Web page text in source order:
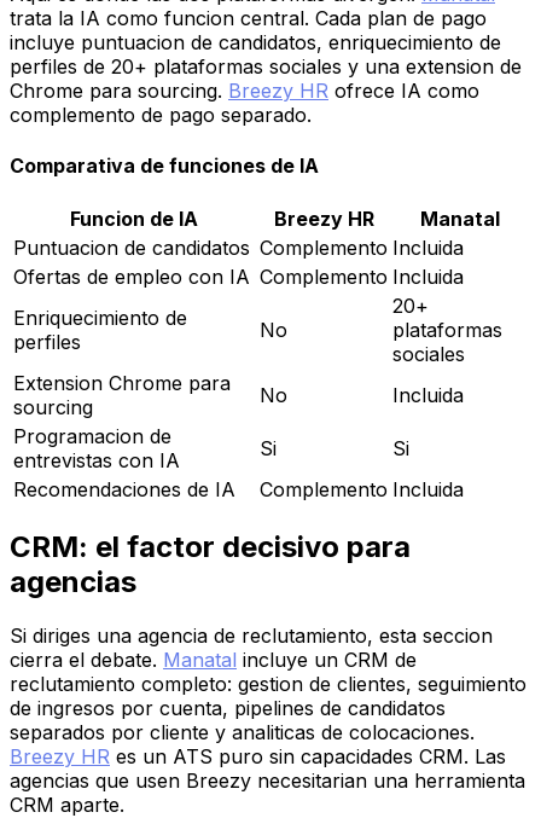
trata la IA como funcion central. Cada plan de pago
incluye puntuacion de candidatos, enriquecimiento de
perfiles de 20+ plataformas sociales y una extension de
Chrome para sourcing. Breezy HR ofrece IA como
complemento de pago separado.
Comparativa de funciones de IA
Funcion de IA Breezy HR
Manatal
Puntuacion de candidatos Complemento Incluida
Ofertas de empleo con IA Complemento Incluida
Enriquecimiento de
perfiles
No
20+
plataformas
sociales
Extension Chrome para
sourcing
No
Incluida
Programacion de
entrevistas con IA
Si
Si
Recomendaciones de IA
Complemento Incluida
CRM: el factor decisivo para
agencias
Si diriges una agencia de reclutamiento, esta seccion
cierra el debate. Manatal incluye un CRM de
reclutamiento completo: gestion de clientes, seguimiento
de ingresos por cuenta, pipelines de candidatos
separados por cliente y analiticas de colocaciones.
Breezy HR es un ATS puro sin capacidades CRM. Las
agencias que usen Breezy necesitarian una herramienta
CRM aparte.